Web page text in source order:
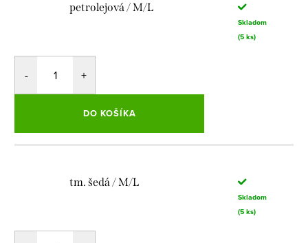
petrolejová / M/L
Skladom
(5 ks)
DO KOŠÍKA
tm. šedá / M/L
Skladom
(5 ks)